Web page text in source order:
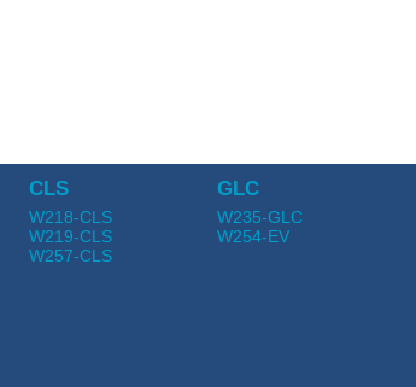
CLS
W218-CLS
W219-CLS
W257-CLS
GLC
W235-GLC
W254-EV